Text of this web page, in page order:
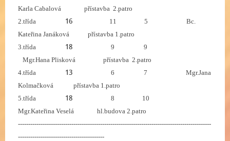
Karla Cabalová přístavba 2.patro
2.třída
16 11 5 Bc.
Kateřina Janáková přístavba 1.patro
3.třída
18 9 9
Mgr.Hana Plisková přístavba 2.patro
4.třída
13 6 7 Mgr.Jana
Kolmačková přístavba 1.patro
5.třída
18
8 10
Mgr.Kateřina Veselá hl.budova 2.patro
----------------------------------------------------------------------------------------------
------------------------------------------